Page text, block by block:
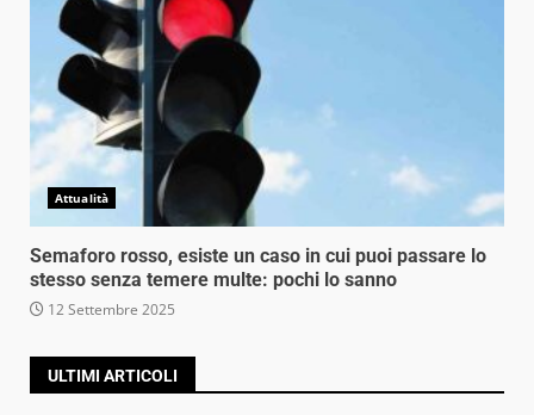
Attualità
Semaforo rosso, esiste un caso in cui puoi passare lo
stesso senza temere multe: pochi lo sanno
12 Settembre 2025
ULTIMI ARTICOLI